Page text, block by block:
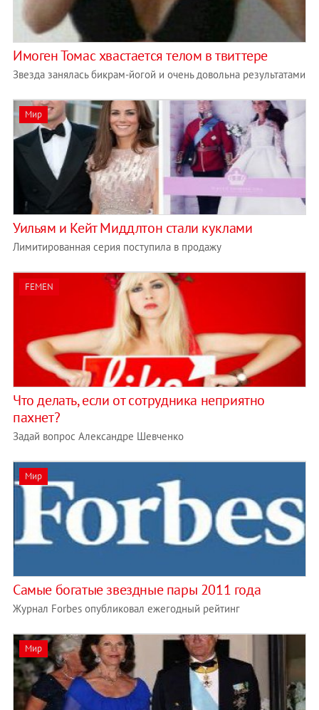
Имоген Томас хвастается телом в твиттере
Звезда занялась бикрам-йогой и очень довольна результатами
Мир
Уильям и Кейт Миддлтон стали куклами
Лимитированная серия поступила в продажу
FEMEN
Что делать, если от сотрудника неприятно
пахнет?
Задай вопрос Александре Шевченко
Мир
Самые богатые звездные пары 2011 года
Журнал Forbes опубликовал ежегодный рейтинг
Мир